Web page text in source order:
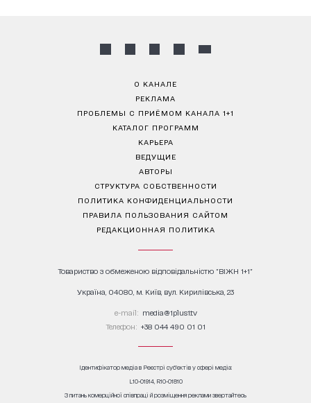
О КАНАЛЕ
РЕКЛАМА
ПРОБЛЕМЫ С ПРИЁМОМ КАНАЛА 1+1
КАТАЛОГ ПРОГРАММ
КАРЬЕРА
ВЕДУЩИЕ
АВТОРЫ
СТРУКТУРА СОБСТВЕННОСТИ
ПОЛИТИКА КОНФИДЕНЦИАЛЬНОСТИ
ПРАВИЛА ПОЛЬЗОВАНИЯ САЙТОМ
РЕДАКЦИОННАЯ ПОЛИТИКА
Товариство з обмеженою відповідальністю "ВІЖН 1+1"
Україна, 04080, м. Київ, вул. Кирилівська, 23
е-mail: media@1plus1.tv
Телефон: +38 044 490 01 01
Ідентифікатор медіа в Реєстрі суб’єктів у сфері медіа:
L10-01914, R10-01810
З питань комерційної співпраці й розміщення реклами звертайтесь